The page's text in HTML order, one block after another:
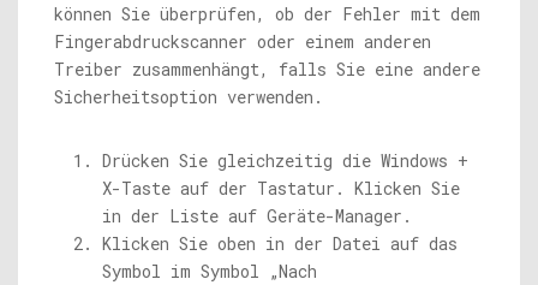
können Sie überprüfen, ob der Fehler mit dem
Fingerabdruckscanner oder einem anderen
Treiber zusammenhängt, falls Sie eine andere
Sicherheitsoption verwenden.
Drücken Sie gleichzeitig die Windows +
X-Taste auf der Tastatur. Klicken Sie
in der Liste auf Geräte-Manager.
Klicken Sie oben in der Datei auf das
Symbol im Symbol „Nach